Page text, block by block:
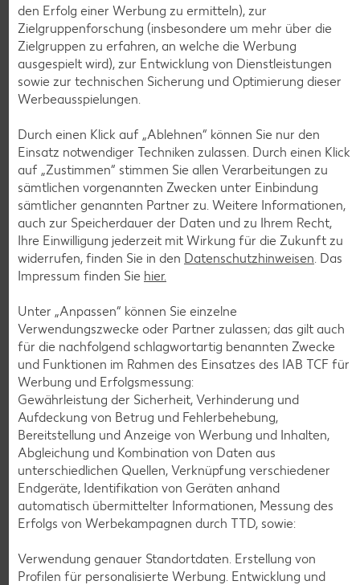
ROYAL ORANGE
-56%
0.69
1.59
Weitere Angebote anzeigen
Tiefkühlkost
Gültig vom 06.08. bis 12.08.
KNÜLLER
.
je 6 - 12 St. = 398 - 560-ml-Packg.
(1 l = 5.34 - 7.52)
nur
2.99
K-CLASSIC
Maxx XXL
je 8 St. = 800-ml-Großpackg.
(1 l = 3.74)
nur
2.99
den Erfolg einer Werbung zu ermitteln), zur
Zielgruppenforschung (insbesondere um mehr über die
Zielgruppen zu erfahren, an welche die Werbung
ausgespielt wird), zur Entwicklung von Dienstleistungen
sowie zur technischen Sicherung und Optimierung dieser
Werbeausspielungen.
Durch einen Klick auf „Ablehnen“ können Sie nur den
Einsatz notwendiger Techniken zulassen. Durch einen Klick
auf „Zustimmen“ stimmen Sie allen Verarbeitungen zu
sämtlichen vorgenannten Zwecken unter Einbindung
sämtlicher genannten Partner zu. Weitere Informationen,
auch zur Speicherdauer der Daten und zu Ihrem Recht,
Ihre Einwilligung jederzeit mit Wirkung für die Zukunft zu
widerrufen, finden Sie in den Datenschutzhinweisen. Das
Impressum finden Sie hier.
Unter „Anpassen“ können Sie einzelne
Verwendungszwecke oder Partner zulassen; das gilt auch
für die nachfolgend schlagwortartig benannten Zwecke
und Funktionen im Rahmen des Einsatzes des IAB TCF für
Werbung und Erfolgsmessung:
Gewährleistung der Sicherheit, Verhinderung und
Aufdeckung von Betrug und Fehlerbehebung,
Bereitstellung und Anzeige von Werbung und Inhalten,
Abgleichung und Kombination von Daten aus
unterschiedlichen Quellen, Verknüpfung verschiedener
Endgeräte, Identifikation von Geräten anhand
automatisch übermittelter Informationen, Messung des
Erfolgs von Werbekampagnen durch TTD, sowie:
Verwendung genauer Standortdaten. Erstellung von
Profilen für personalisierte Werbung. Entwicklung und